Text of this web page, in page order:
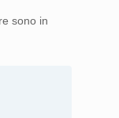
sono in